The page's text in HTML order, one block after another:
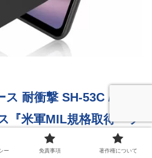
耐衝撃 SH-53C /
『米軍MIL規格取得・ソ
』衝撃吸収 マット加工
ー 免責事項 著作権について